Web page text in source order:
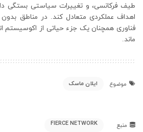
طیف فرکانسی، و تغییرات سیاستی بستگی
اهداف عملکردی متعادل کند. در مناطق
فناوری همچنان یک جزء حیاتی از اکوسیستم
ماند.
موضوع ایلان ماسک
منبع FIERCE NETWORK